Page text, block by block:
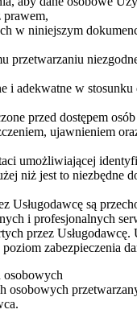
prawem,
w niniejszym
przetwarzaniu
i adekwatne w
przed dostępem osób
ujawnieniem
umożliwiającej
niż jest to niezbędne
Usługodawcę są
i profesjonalnych
przez Usługodawcę.
zabezpieczenia
osobowych
osobowych